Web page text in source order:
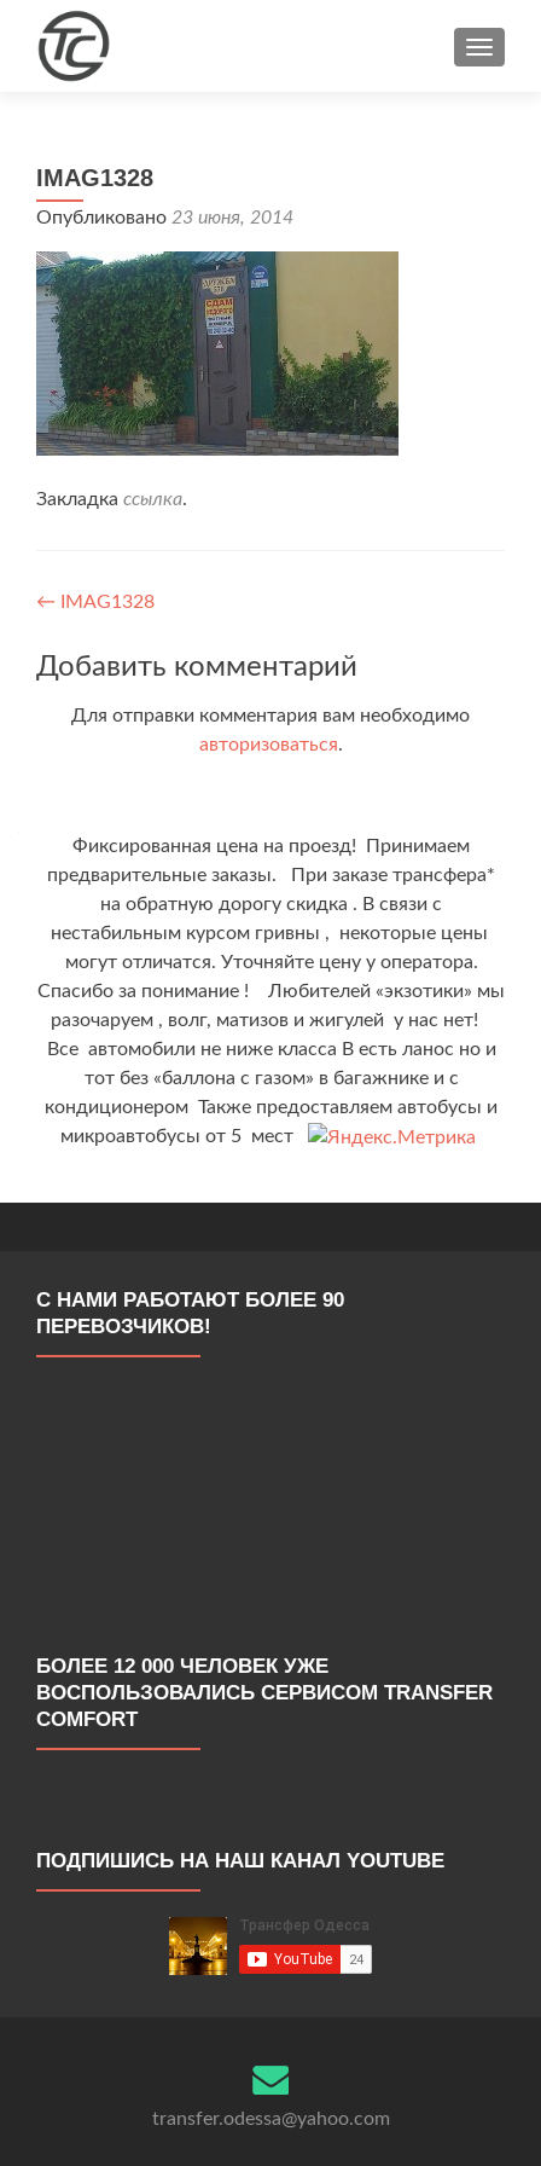
IMAG1328
Опубликовано 23 июня, 2014
Закладка ссылка.
Навигация
по
записям
← IMAG1328
Добавить комментарий
Для отправки комментария вам необходимо
авторизоваться.
Фиксированная цена на проезд! Принимаем
предварительные заказы. При заказе трансфера*
на обратную дорогу скидка . В связи с
нестабильным курсом гривны , некоторые цены
могут отличатся. Уточняйте цену у оператора.
Спасибо за понимание ! Любителей «экзотики» мы
разочаруем , волг, матизов и жигулей у нас нет!
Все автомобили не ниже класса В есть ланос но и
тот без «баллона с газом» в багажнике и с
кондиционером Также предоставляем автобусы и
микроавтобусы от 5 мест
С НАМИ РАБОТАЮТ БОЛЕЕ 90
ПЕРЕВОЗЧИКОВ!
БОЛЕЕ 12 000 ЧЕЛОВЕК УЖЕ
ВОСПОЛЬЗОВАЛИСЬ СЕРВИСОМ TRANSFER
COMFORT
ПОДПИШИСЬ НА НАШ КАНАЛ YOUTUBE
transfer.odessa@yahoo.com